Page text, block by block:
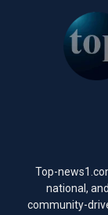
Top-
national,
community-